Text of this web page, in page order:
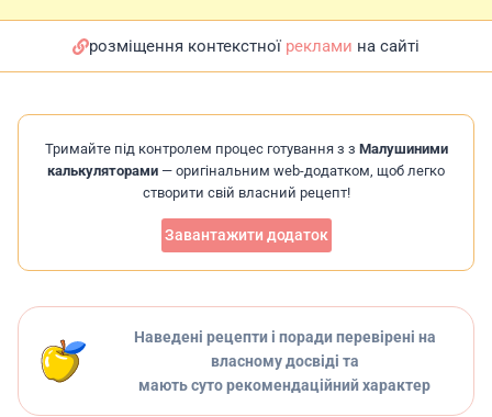
розміщення контекстної реклами на сайті
Тримайте під контролем процес готування з з Малушиними
калькуляторами — оригінальним web-додатком, щоб легко
створити свій власний рецепт!
Завантажити додаток
Наведені рецепти і поради перевірені на
власному досвіді та
мають суто рекомендаційний характер